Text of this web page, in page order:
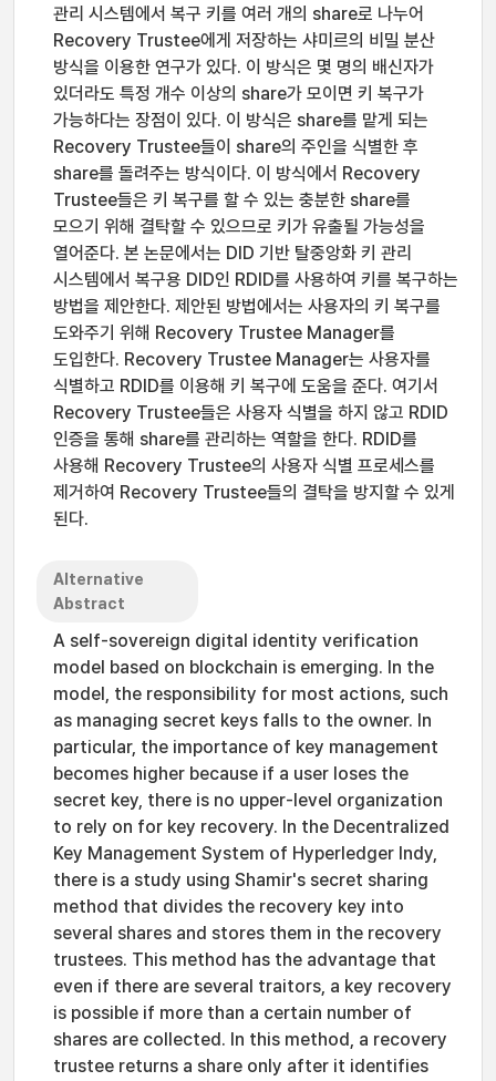
관리 시스템에서 복구 키를 여러 개의 share로 나누어
Recovery Trustee에게 저장하는 샤미르의 비밀 분산
방식을 이용한 연구가 있다. 이 방식은 몇 명의 배신자가
있더라도 특정 개수 이상의 share가 모이면 키 복구가
가능하다는 장점이 있다. 이 방식은 share를 맡게 되는
Recovery Trustee들이 share의 주인을 식별한 후
share를 돌려주는 방식이다. 이 방식에서 Recovery
Trustee들은 키 복구를 할 수 있는 충분한 share를
모으기 위해 결탁할 수 있으므로 키가 유출될 가능성을
열어준다. 본 논문에서는 DID 기반 탈중앙화 키 관리
시스템에서 복구용 DID인 RDID를 사용하여 키를 복구하는
방법을 제안한다. 제안된 방법에서는 사용자의 키 복구를
도와주기 위해 Recovery Trustee Manager를
도입한다. Recovery Trustee Manager는 사용자를
식별하고 RDID를 이용해 키 복구에 도움을 준다. 여기서
Recovery Trustee들은 사용자 식별을 하지 않고 RDID
인증을 통해 share를 관리하는 역할을 한다. RDID를
사용해 Recovery Trustee의 사용자 식별 프로세스를
제거하여 Recovery Trustee들의 결탁을 방지할 수 있게
된다.
Alternative
Abstract
A self-sovereign digital identity verification
model based on blockchain is emerging. In the
model, the responsibility for most actions, such
as managing secret keys falls to the owner. In
particular, the importance of key management
becomes higher because if a user loses the
secret key, there is no upper-level organization
to rely on for key recovery. In the Decentralized
Key Management System of Hyperledger Indy,
there is a study using Shamir's secret sharing
method that divides the recovery key into
several shares and stores them in the recovery
trustees. This method has the advantage that
even if there are several traitors, a key recovery
is possible if more than a certain number of
shares are collected. In this method, a recovery
trustee returns a share only after it identifies